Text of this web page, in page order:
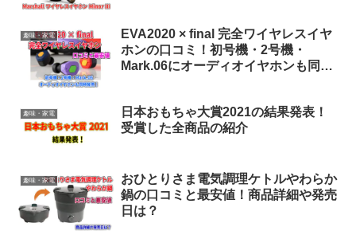
趣味・家電
EVA2020 × final 完全ワイヤレスイヤ
ホンの口コミ！初号機・2号機・
Mark.06にオーディオイヤホンも同時
趣味・家電
日本おもちゃ大賞2021の結果発表！
受賞した全商品の紹介
趣味・家電
おひとりさま電気調理ケトルやわらか
鍋の口コミと最安値！商品詳細や発売
日は？